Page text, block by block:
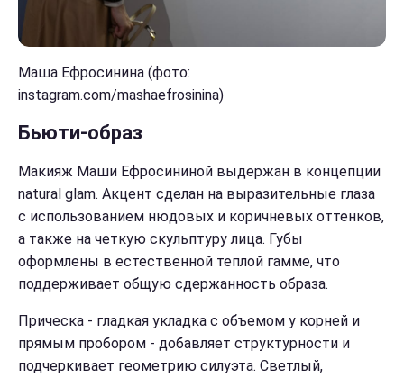
Маша Ефросинина (фото:
instagram.com/mashaefrosinina)
Бьюти-образ
Макияж Маши Ефросининой выдержан в концепции
natural glam. Акцент сделан на выразительные глаза
с использованием нюдовых и коричневых оттенков,
а также на четкую скульптуру лица. Губы
оформлены в естественной теплой гамме, что
поддерживает общую сдержанность образа.
Прическа - гладкая укладка с объемом у корней и
прямым пробором - добавляет структурности и
подчеркивает геометрию силуэта. Светлый,